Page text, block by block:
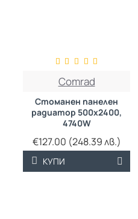
ТРАЙНО НИСКА
Comrad
Стоманен панелен
радиатор 500х2400,
4740W
€127.00 (248.39 лв.)
КУПИ